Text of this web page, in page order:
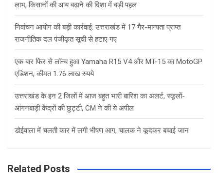
लाभ, किसानों की आय बढ़ाने की दिशा में बड़ी पहल
निर्वाचन आयोग की बड़ी कार्रवाई: उत्तराखंड में 17 गैर-मान्यता प्राप्त
राजनीतिक दल पंजीकृत सूची से हटाए गए
एक बार फिर से लॉन्च हुआ Yamaha R15 V4 और MT-15 का MotoGP
एडिशन, कीमत 1.76 लाख रुपये
उत्तराखंड के इन 2 जिलों में आज बहुत भारी बारिश का अलर्ट, स्कूलों-
आंगनबाड़ी केंद्रों की छुट्टी, CM ने की ये अपील
डोईवाला में चलती कार में लगी भीषण आग, चालक ने कूदकर बचाई जान
Related Posts